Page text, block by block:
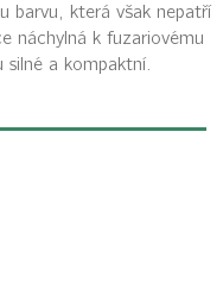
barvu, která však nepatří
náchylná k fuzariovému
a kompaktní.